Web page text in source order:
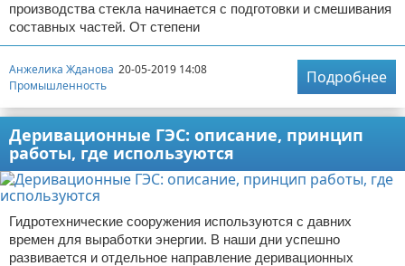
производства стекла начинается с подготовки и смешивания
составных частей. От степени
Анжелика Жданова 20-05-2019 14:08
Промышленность
Подробнее
Деривационные ГЭС: описание, принцип
работы, где используются
Гидротехнические сооружения используются с давних
времен для выработки энергии. В наши дни успешно
развивается и отдельное направление деривационных